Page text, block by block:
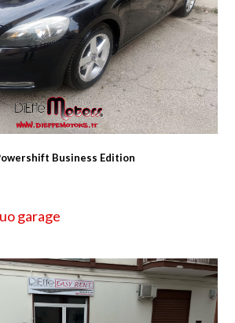
Business Edition
garage